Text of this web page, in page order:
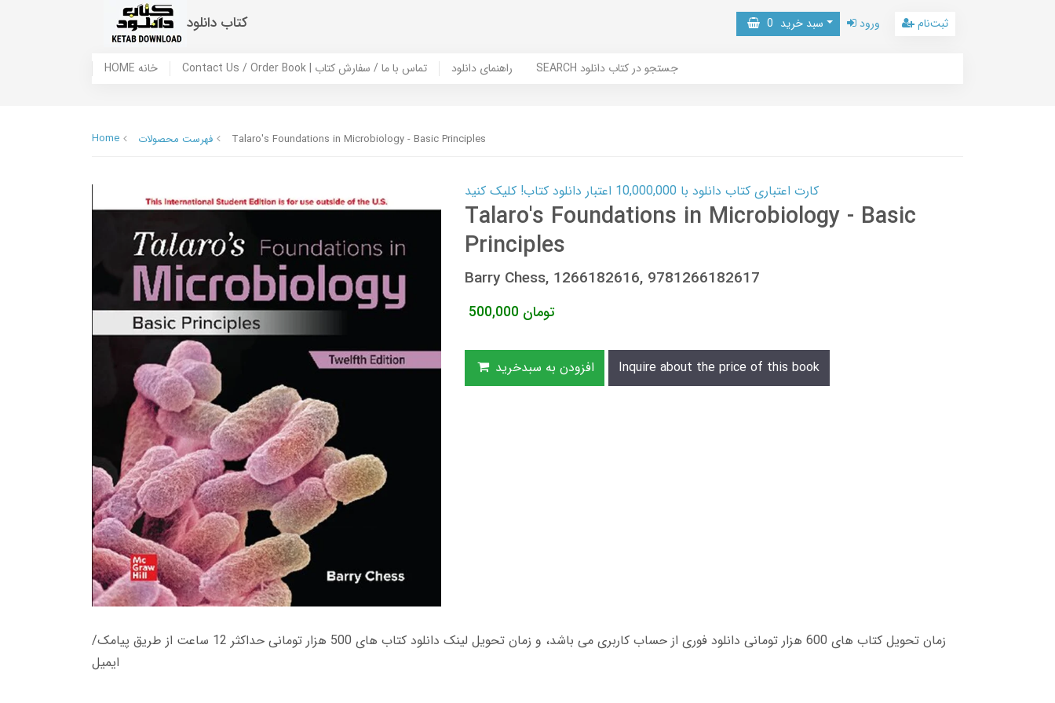
کتاب دانلود سبد خرید 0 ورود ثبت‌نام
HOME خانه Contact Us / Order Book | تماس با ما / سفارش کتاب راهنمای دانلود SEARCH جستجو در کتاب دانلود
Home فهرست محصولات Talaro's Foundations in Microbiology - Basic Principles
کارت اعتباری کتاب دانلود با 10,000,000 اعتبار دانلود کتاب! کلیک کنید
Talaro's Foundations in Microbiology - Basic
Principles
Barry Chess, 1266182616, 9781266182617
500,000 تومان
افزودن به سبدخرید Inquire about the price of this book
زمان تحویل کتاب های 600 هزار تومانی دانلود فوری از حساب کاربری می باشد، و زمان تحویل لینک دانلود کتاب های 500 هزار تومانی حداکثر 12 ساعت از طریق پیامک/
ایمیل